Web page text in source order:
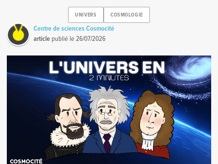
UNIVERS COSMOLOGIE
Centre de sciences Cosmocité
article publié le26/07/2026